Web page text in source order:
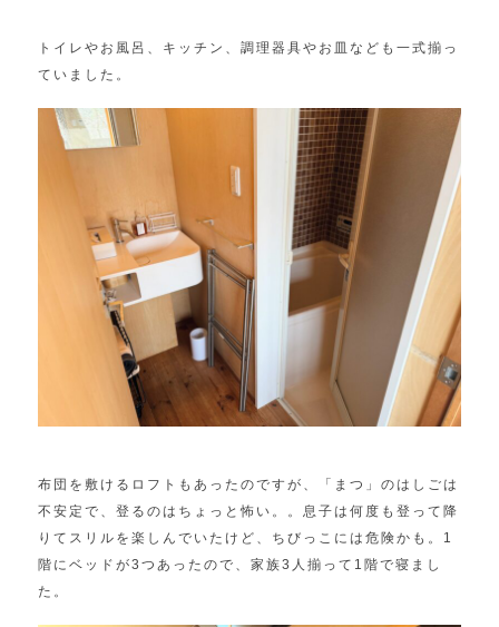
トイレやお風呂、キッチン、調理器具やお皿なども一式揃っ
ていました。
布団を敷けるロフトもあったのですが、「まつ」のはしごは
不安定で、登るのはちょっと怖い。。息子は何度も登って降
りてスリルを楽しんでいたけど、ちびっこには危険かも。1
階にベッドが3つあったので、家族3人揃って1階で寝まし
た。